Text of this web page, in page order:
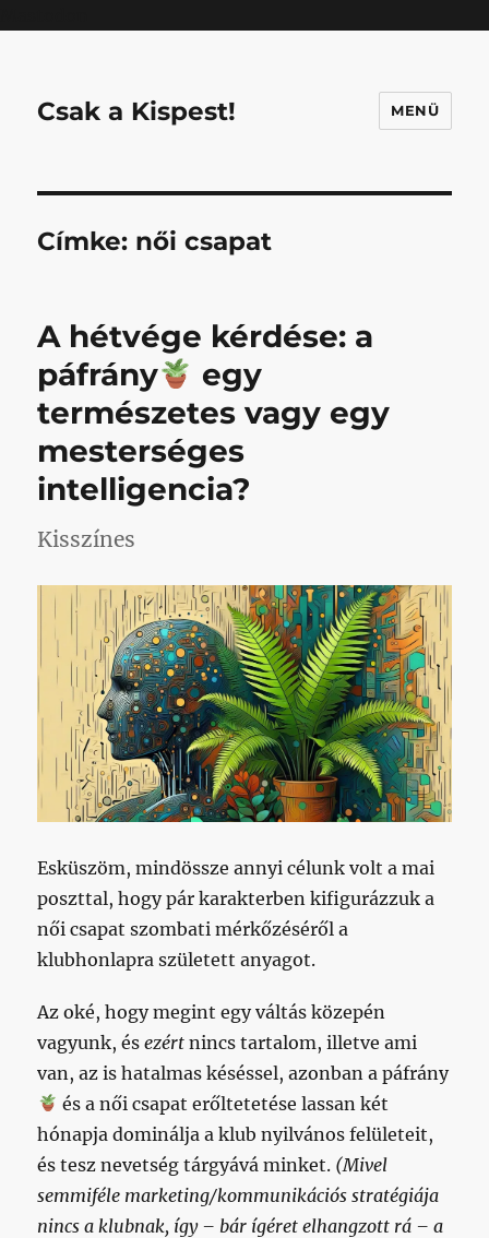
Csak a Kispest! MENÜ
Címke: női csapat
A hétvége kérdése: a
páfrány
egy
természetes vagy egy
mesterséges
intelligencia?
Kisszínes
Esküszöm, mindössze annyi célunk volt a mai
poszttal, hogy pár karakterben kifigurázzuk a
női csapat szombati mérkőzéséről a
klubhonlapra született anyagot.
Az oké, hogy megint egy váltás közepén
vagyunk, ésezért nincs tartalom, illetve ami
van, az is hatalmas késéssel, azonban a páfrány
és a női csapat erőltetetése lassan két
hónapja dominálja a klub nyilvános felületeit,
és tesz nevetség tárgyává minket. (Mivel
semmiféle marketing/kommunikációs stratégiája
nincs a klubnak, így – bár ígéret elhangzott rá – a